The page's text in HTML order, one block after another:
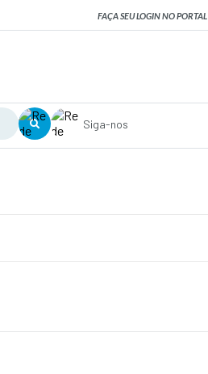
FAÇA SEU LOGIN NO PORTAL
Siga-nos